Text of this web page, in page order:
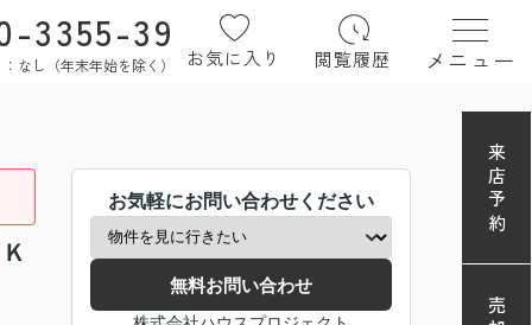
3355-39
なし（年末年始を除く） お気に入り 閲覧履歴 メニュー
お気軽にお問い合わせください
無料お問い合わせ
来店予約